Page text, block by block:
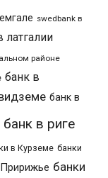
swedbank в
латгалии
районе
банк в
банк в
банк в риге
в Курземе банки
банки